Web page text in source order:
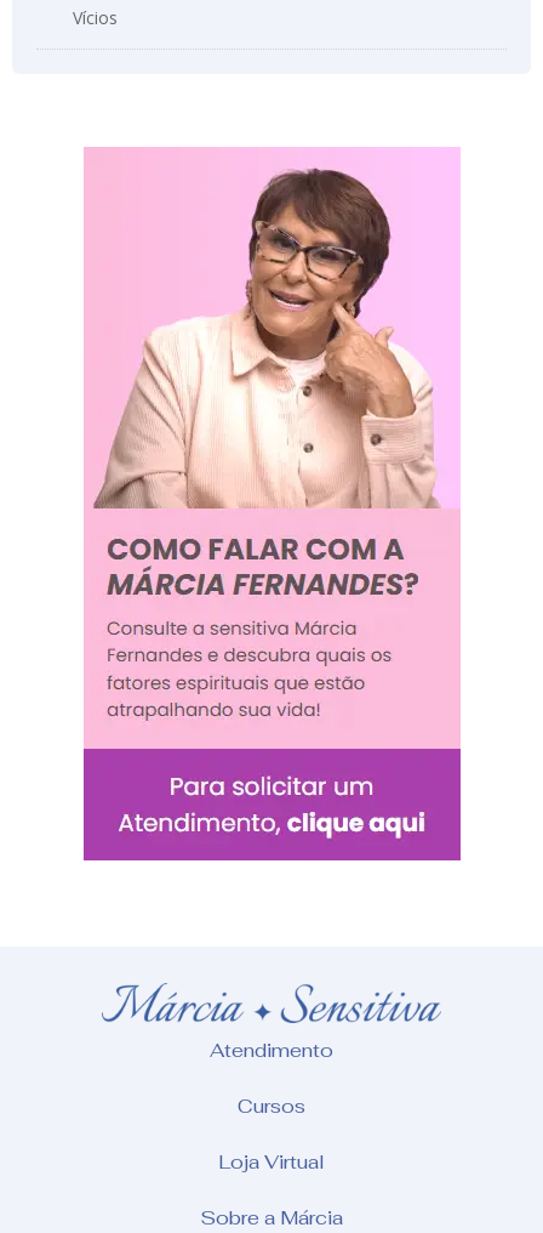
Vícios
Atendimento
Cursos
Loja Virtual
Sobre a Márcia